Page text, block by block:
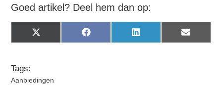
Goed artikel? Deel hem dan op:
X
(Twitter)
Facebook LinkedIn Email
Tags:
Aanbiedingen